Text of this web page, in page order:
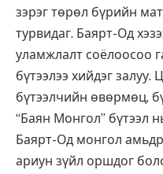
зэрэг төрөл бүрийн
турвидаг. Баярт-Од
уламжлалт соёлоосоо
бүтээлээ хийдэг
бүтээлчийн өвөрмөц,
“Баян Монгол” бүтээл
Баярт-Од монгол
ариун зүйл оршдог